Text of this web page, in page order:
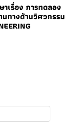
เรื่อง การทดลอง
ทางด้านวิศวกรรม